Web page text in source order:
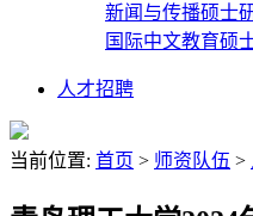
新闻与传播硕士
国际中文教育硕
人才招聘
当前位置: 首页 > 师资队伍 >